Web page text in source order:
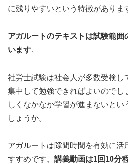
に残りやすいという特徴がありま
アガルートのテキストは試験範囲
います。
社労士試験は社会人が多数受検し
集中して勉強できればよいのでし
しくなかなか学習が進まないと
しょうか。
アガルートは隙間時間を有効に活
すすめです。 講義動画は1回10分